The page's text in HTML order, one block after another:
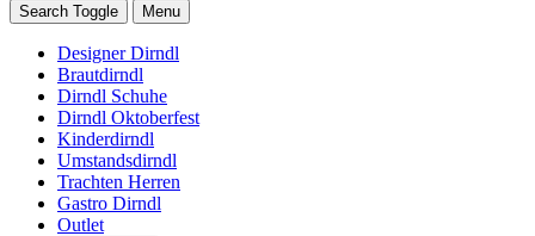
Search Toggle Menu
Designer Dirndl
Brautdirndl
Dirndl Schuhe
Dirndl Oktoberfest
Kinderdirndl
Umstandsdirndl
Trachten Herren
Gastro Dirndl
Outlet